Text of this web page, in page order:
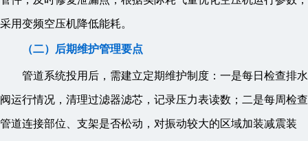
采用变频空压机降低能耗。
（二）后期维护管理要点
管道系统投用后，需建立定期维护制度：一是每日检查排水
阀运行情况，清理过滤器滤芯，记录压力表读数；二是每周检查
管道连接部位、支架是否松动，对振动较大的区域加装减震装